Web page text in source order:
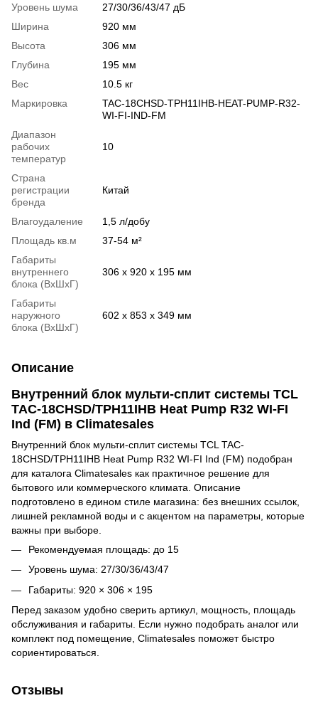
Уровень шума
27/30/36/43/47 дБ
Ширина
920 мм
Высота
306 мм
Глубина
195 мм
Вес
10.5 кг
Маркировка
TAC-18CHSD-TPH11IHB-HEAT-PUMP-R32-
WI-FI-IND-FM
Диапазон
рабочих
температур
10
Страна
регистрации
бренда
Китай
Влагоудаление
1,5 л/добу
Площадь кв.м
37-54 м²
Габариты
внутреннего
блока (ВхШхГ)
306 x 920 x 195 мм
Габариты
наружного
блока (ВхШхГ)
602 x 853 x 349 мм
Описание
Внутренний блок мульти-сплит системы TCL
TAC-18CHSD/TPH11IHB Heat Pump R32 WI-FI
Ind (FM) в Climatesales
Внутренний блок мульти-сплит системы TCL TAC-
18CHSD/TPH11IHB Heat Pump R32 WI-FI Ind (FM) подобран
для каталога Climatesales как практичное решение для
бытового или коммерческого климата. Описание
подготовлено в едином стиле магазина: без внешних ссылок,
лишней рекламной воды и с акцентом на параметры, которые
важны при выборе.
Рекомендуемая площадь: до 15
Уровень шума: 27/30/36/43/47
Габариты: 920 × 306 × 195
Перед заказом удобно сверить артикул, мощность, площадь
обслуживания и габариты. Если нужно подобрать аналог или
комплект под помещение, Climatesales поможет быстро
сориентироваться.
Отзывы